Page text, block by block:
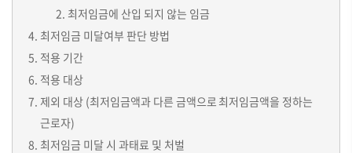
최저임금에 산입 되지 않는 임금
최저임금 미달여부 판단 방법
적용 기간
적용 대상
제외 대상 (최저임금액과 다른 금액으로 최저임금액을 정하는
근로자)
최저임금 미달 시 과태료 및 처벌